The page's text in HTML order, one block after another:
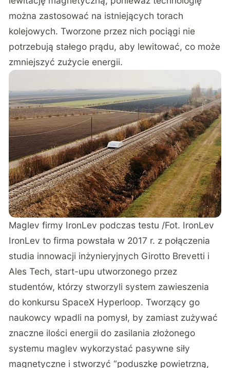
można zastosować na istniejących torach
kolejowych. Tworzone przez nich pociągi nie
potrzebują stałego prądu, aby lewitować, co może
zmniejszyć zużycie energii.
Maglev firmy IronLev podczas testu /Fot. IronLev
IronLev to firma powstała w 2017 r. z połączenia
studia innowacji inżynieryjnych Girotto Brevetti i
Ales Tech, start-upu utworzonego przez
studentów, którzy stworzyli system zawieszenia
do konkursu SpaceX Hyperloop. Tworzący go
naukowcy wpadli na pomysł, by zamiast zużywać
znaczne ilości energii do zasilania złożonego
systemu maglev wykorzystać pasywne siły
magnetyczne i stworzyć “poduszkę powietrzną,